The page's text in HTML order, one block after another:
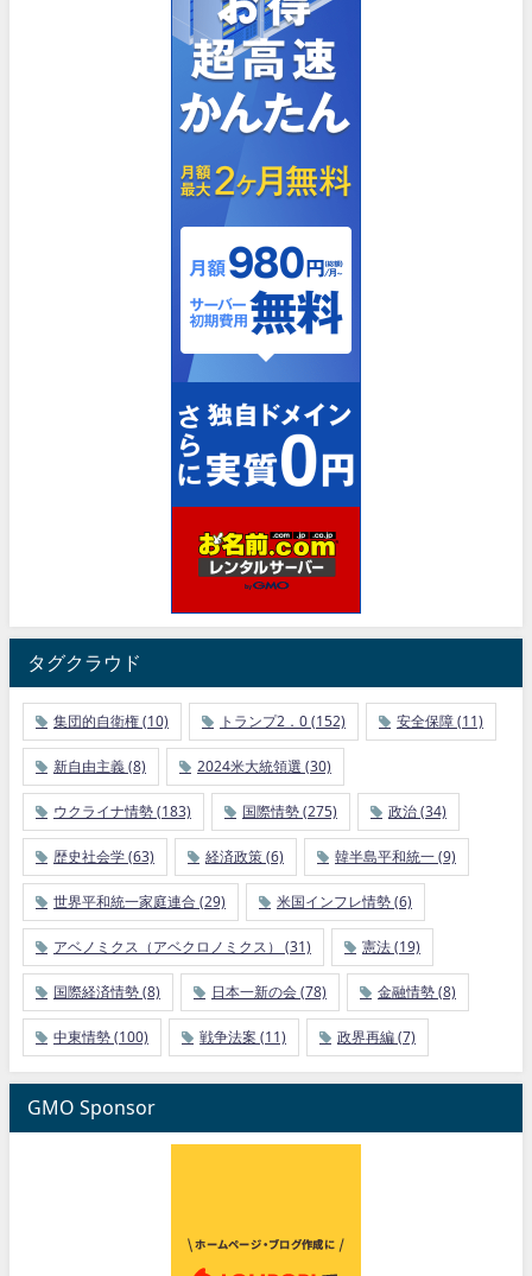
タグクラウド
集団的自衛権(10) トランプ2．0(152) 安全保障(11)
新自由主義(8) 2024米大統領選 (30)
ウクライナ情勢(183) 国際情勢(275) 政治(34)
歴史社会学(63) 経済政策(6) 韓半島平和統一(9)
世界平和統一家庭連合 (29) 米国インフレ情勢(6)
アベノミクス（アベクロノミクス） (31) 憲法(19)
国際経済情勢(8) 日本一新の会(78) 金融情勢(8)
中東情勢(100) 戦争法案 (11) 政界再編(7)
GMO Sponsor